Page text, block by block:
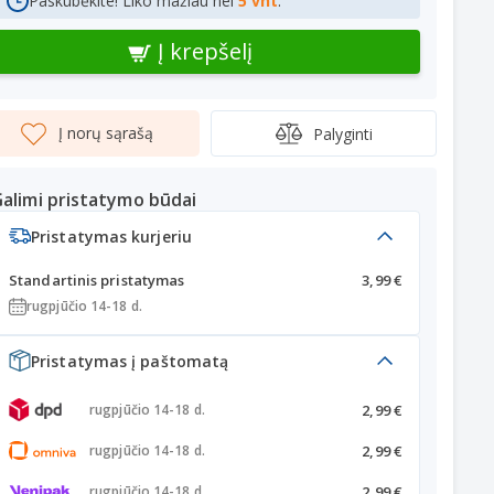
Į krepšelį
Į norų sąrašą Palyginti
pristatymo būdai
Pristatymas kurjeriu
Standartinis pristatymas 3,99 €
rugpjūčio 14-18 d.
Pristatymas į paštomatą
rugpjūčio 14-18 d. 2,99 €
rugpjūčio 14-18 d. 2,99 €